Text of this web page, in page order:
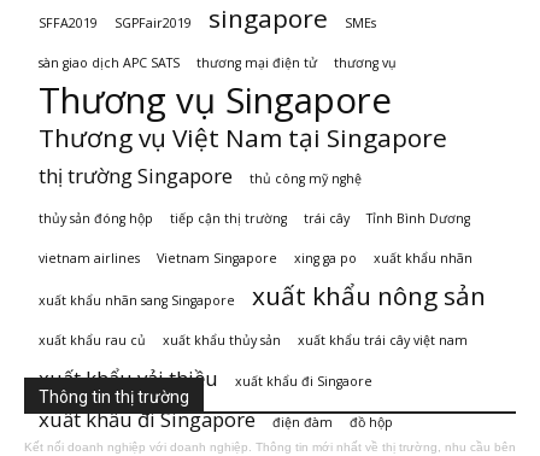
SFFA2019 SGPFair2019 singapore SMEs
sàn giao dịch APC SATS thương mại điện tử thương vụ
Thương vụ Singapore
Thương vụ Việt Nam tại Singapore
thị trường Singapore thủ công mỹ nghệ
thủy sản đóng hộp tiếp cận thị trường trái cây Tỉnh Bình Dương
vietnam airlines Vietnam Singapore xing ga po xuất khẩu nhãn
xuất khẩu nhãn sang Singapore xuất khẩu nông sản
xuất khẩu rau củ xuất khẩu thủy sản xuất khẩu trái cây việt nam
xuất khẩu vải thiều xuất khẩu đi Singaore
xuất khẩu đi Singapore điện đàm đồ hộp
Thông tin thị trường
Kết nối doanh nghiệp với doanh nghiệp. Thông tin mới nhất về thị trường, nhu cầu bên